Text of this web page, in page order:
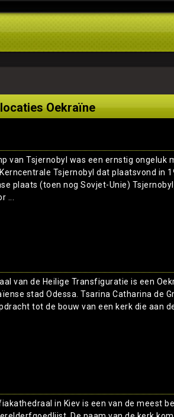
Oekraïne
van Tsjernobyl was een ernstig ongeluk
Tsjernobyl dat plaatsvond in
plaats (toen nog Sovjet-Unie)
...
van de Heilige Transfiguratie is een
stad Odessa. Tsarina Catharina de
tot de bouw van een kerk die aan
in Kiev is een van de meest